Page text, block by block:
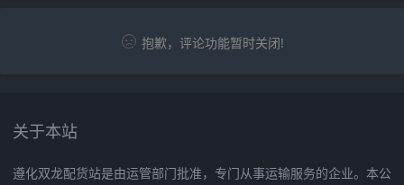
抱歉，评论功能暂时关闭!
关于本站
遵化双龙配货站是由运管部门批准，专门从事运输服务的企业。本公